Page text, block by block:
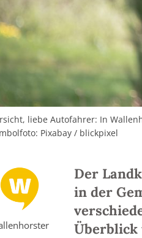
liebe Autofahrer: In
Pixabay / blickpixel
Der
in der
Überblick